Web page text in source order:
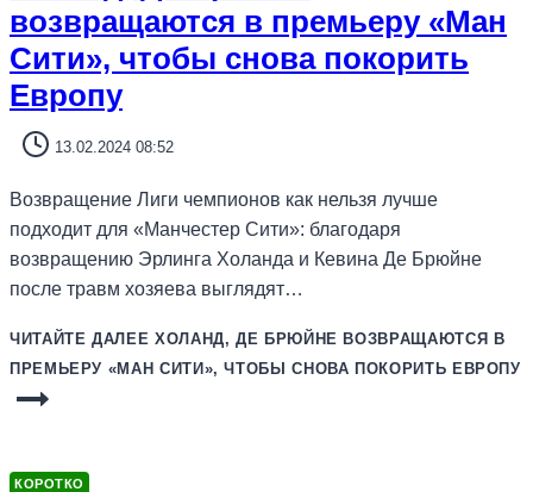
возвращаются в премьеру «Ман
Сити», чтобы снова покорить
Европу
13.02.2024 08:52
Возвращение Лиги чемпионов как нельзя лучше
подходит для «Манчестер Сити»: благодаря
возвращению Эрлинга Холанда и Кевина Де Брюйне
после травм хозяева выглядят…
ЧИТАЙТЕ ДАЛЕЕ ХОЛАНД, ДЕ БРЮЙНЕ ВОЗВРАЩАЮТСЯ В
ПРЕМЬЕРУ «МАН СИТИ», ЧТОБЫ СНОВА ПОКОРИТЬ ЕВРОПУ
КОРОТКО